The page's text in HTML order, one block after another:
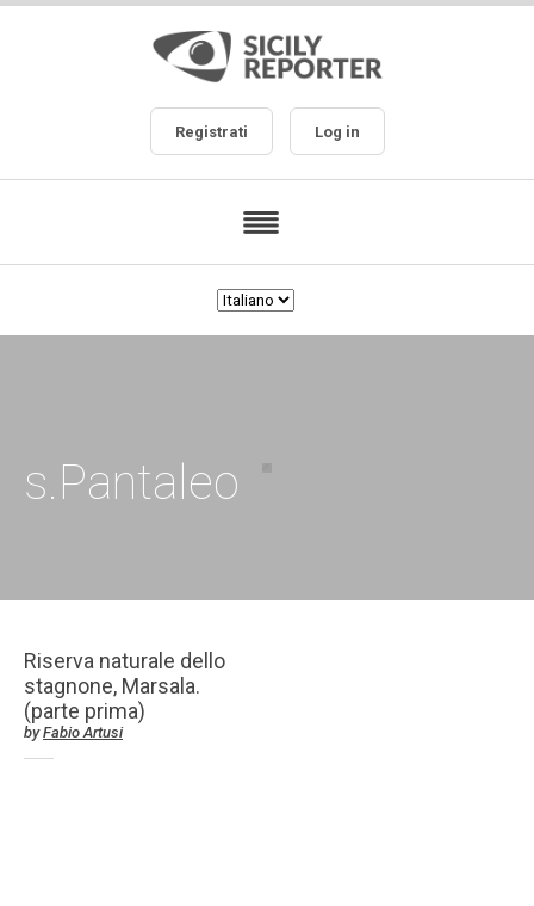
Registrati Log in
s.Pantaleo
Riserva naturale dello
stagnone, Marsala.
(parte prima)
byFabio Artusi